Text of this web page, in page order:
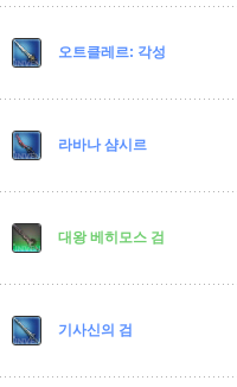
오트클레르: 각성
라바나 샴시르
대왕 베히모스 검
기사신의 검